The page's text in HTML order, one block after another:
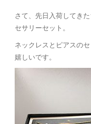
さて、先日入荷してき
セサリーセット。
ネックレスとピアスの
嬉しいです。